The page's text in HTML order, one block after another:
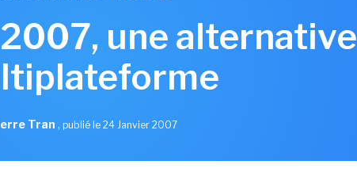
une alternative
Tran , publié le 24 Janvier 2007